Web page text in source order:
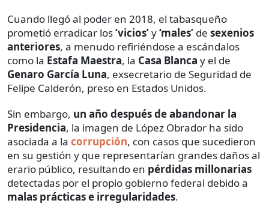
Cuando llegó al poder en 2018, el tabasqueño
prometió erradicar los‘vicios’y‘males’ de sexenios
anteriores, a menudo refiriéndose a escándalos
como la Estafa Maestra, la Casa Blanca y el de
Genaro García Luna, exsecretario de Seguridad de
Felipe Calderón, preso en Estados Unidos.
Sin embargo, un año después de abandonar la
Presidencia, la imagen de López Obrador ha sido
asociada a la corrupción, con casos que sucedieron
en su gestión y que representarían grandes daños al
erario público, resultando en pérdidas millonarias
detectadas por el propio gobierno federal debido a
malas prácticas e irregularidades.